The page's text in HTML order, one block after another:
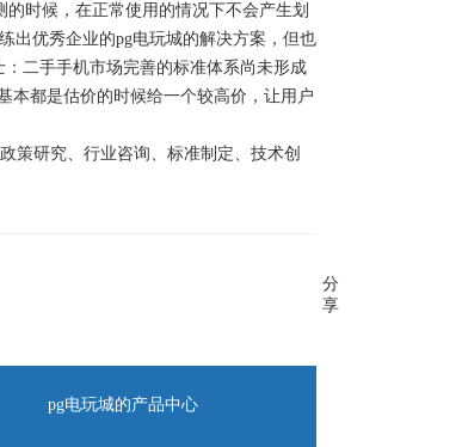
时候，在正常使用的情况下不会产生划
出优秀企业的pg电玩城的解决方案，但也
二手手机市场完善的标准体系尚未形成
本都是估价的时候给一个较高价，让用户
策研究、行业咨询、标准制定、技术创
分
享
pg电玩城的产品中心